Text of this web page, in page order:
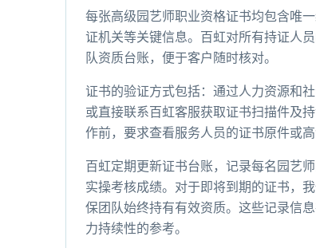
每张高级园艺师职业资格证书均包含唯
证机关等关键信息。百虹对所有持证人
队资质台账，便于客户随时核对。
证书的验证方式包括：通过人力资源和
或直接联系百虹客服获取证书扫描件及
作前，要求查看服务人员的证书原件或
百虹定期更新证书台账，记录每名园艺
实操考核成绩。对于即将到期的证书，
保团队始终持有有效资质。这些记录信
力持续性的参考。